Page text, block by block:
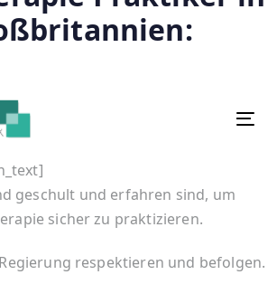
geschult und erfahren sind, um
sicher zu praktizieren.
respektieren und befolgen.